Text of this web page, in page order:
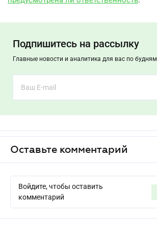
Подпишитесь на рассылку
Главные новости и аналитика для вас по будням
Оставьте комментарий
Войдите, чтобы оставить
комментарий